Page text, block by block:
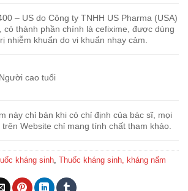
– US do Công ty TNHH US Pharma (USA)
có thành phần chính là cefixime, được dùng
nhiễm khuẩn do vi khuẩn nhạy cảm.
cao tuổi
này chỉ bán khi có chỉ định của bác sĩ, mọi
Website chỉ mang tính chất tham khảo.
kháng sinh Thuốc kháng sinh, kháng nấm